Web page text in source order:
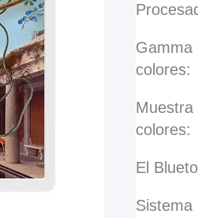
Gamma
colores:
Muestra
colores:
El
Sistema